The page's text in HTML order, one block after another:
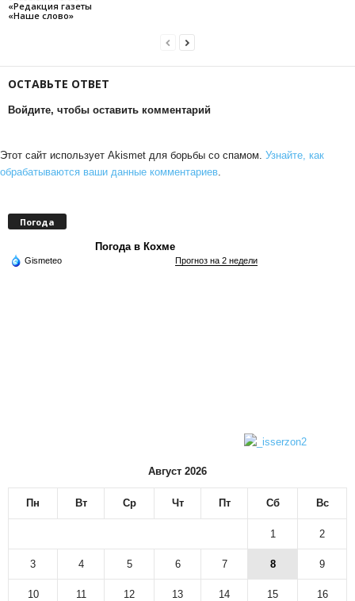
«Редакция газеты
«Наше слово»
ОСТАВЬТЕ ОТВЕТ
Войдите, чтобы оставить комментарий
Этот сайт использует Akismet для борьбы со спамом. Узнайте, как
обрабатываются ваши данные комментариев.
Погода
Погода в Кохме
Gismeteo Прогноз на 2 недели
Август 2026
Пн Вт Ср Чт Пт Сб Вс
1 2
3 4 5 6 7 8 9
10 11 12 13 14 15 16